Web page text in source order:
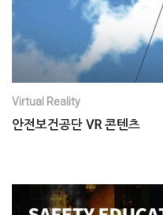
Virtual Reality
안전보건공단 VR 콘텐츠